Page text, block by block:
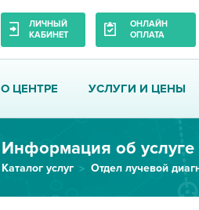
ЛИЧНЫЙ
КАБИНЕТ
ОНЛАЙН
ОПЛАТА
О ЦЕНТРЕ УСЛУГИ И ЦЕНЫ
Информация об
Каталог услуг Отдел лучевой